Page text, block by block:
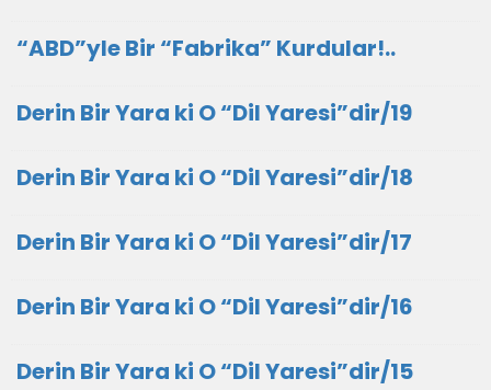
“ABD”yle Bir “Fabrika” Kurdular!..
Derin Bir Yara ki O “Dil Yaresi”dir/19
Derin Bir Yara ki O “Dil Yaresi”dir/18
Derin Bir Yara ki O “Dil Yaresi”dir/17
Derin Bir Yara ki O “Dil Yaresi”dir/16
Derin Bir Yara ki O “Dil Yaresi”dir/15